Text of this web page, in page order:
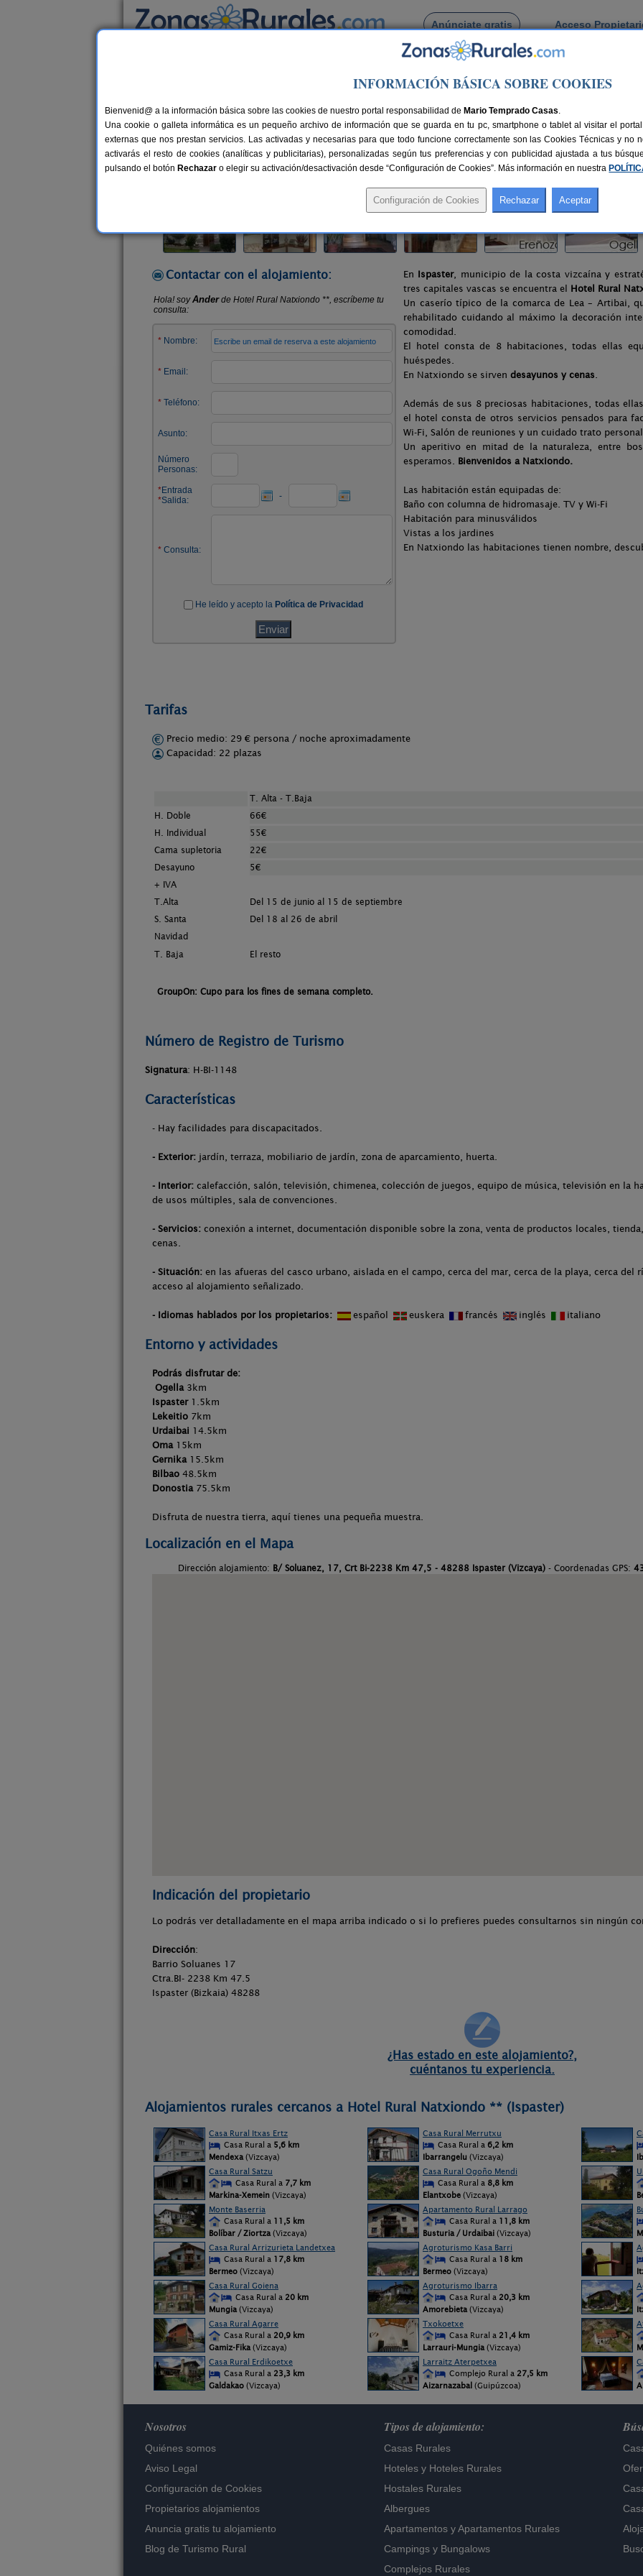
Anúnciate gratis Acceso
Busca por pueblo
> Hotel Rural Natxiondo **
Hotel Rural Natxiondo **
Hotel Rural en Ispaster (Vizcaya)
Alquiler completo y por habitaciones 22 plazas 45 km de Bilbao Compartir:
Contactar con el alojamiento: En Ispaster, municipio de la costa vizcaína y
tres capitales vascas se encuentra el Hotel Rural
Un caserío típico de la comarca de Lea – Artibai,
rehabilitado cuidando al máximo la decoración
comodidad.
El hotel consta de 8 habitaciones, todas ellas
huéspedes.
En Natxiondo se sirven desayunos y cenas.
Además de sus 8 preciosas habitaciones, todas
el hotel consta de otros servicios pensados para
Wi-Fi, Salón de reuniones y un cuidado trato
Un aperitivo en mitad de la naturaleza, entre
esperamos. Bienvenidos a Natxiondo.
Las habitación están equipadas de:
Baño con columna de hidromasaje. TV y Wi-Fi
Habitación para minusválidos
Vistas a los jardines
En Natxiondo las habitaciones tienen nombre,
Tarifas
Precio medio: 29 € persona / noche aproximadamente
Capacidad: 22 plazas
T. Alta - T.Baja
H. Doble
66€
H. Individual
55€
Cama supletoria
22€
Desayuno
5€
+ IVA
T.Alta
Del 15 de junio al 15 de septiembre
S. Santa
Del 18 al 26 de abril
Navidad
T. Baja
El resto
GroupOn: Cupo para los fines de semana completo.
Número de Registro de Turismo
Signatura: H-BI-1148
Características
- Hay facilidades para discapacitados.
- Exterior: jardín, terraza, mobiliario de jardín, zona de aparcamiento, huerta.
- Interior: calefacción, salón, televisión, chimenea, colección de juegos, equipo de música, televisión en la
de usos múltiples, sala de convenciones.
- Servicios: conexión a internet, documentación disponible sobre la zona, venta de productos locales,
cenas.
- Situación: en las afueras del casco urbano, aislada en el campo, cerca del mar, cerca de la playa, cerca del
acceso al alojamiento señalizado.
- Idiomas hablados por los propietarios: español euskera francés inglés italiano
Entorno y actividades
Podrás disfrutar de:
Ogella3km
Ispaster1.5km
Lekeitio 7km
Urdaibai 14.5km
Oma15km
Gernika15.5km
Bilbao 48.5km
Donostia75.5km
Disfruta de nuestra tierra, aquí tienes una pequeña muestra.
Localización en el Mapa
Dirección alojamiento: B/ Soluanez, 17, Crt Bi-2238 Km 47,5 - 48288 Ispaster (Vizcaya) - Coordenadas GPS:
Indicación del propietario
Lo podrás ver detalladamente en el mapa arriba indicado o si lo prefieres puedes consultarnos sin ningún
Dirección:
Barrio Soluanes 17
Ctra.BI- 2238 Km 47.5
Ispaster (Bizkaia) 48288
¿Has estado en este alojamiento?,
cuéntanos tu experiencia.
Alojamientos rurales cercanos a Hotel Rural Natxiondo ** (Ispaster)
Casa Rural Itxas Ertz
Casa Rural a 5,6 km
Mendexa (Vizcaya)
Casa Rural Merrutxu
Casa Rural a 6,2 km
Ibarrangelu (Vizcaya)
Casa Rural Satzu
Casa Rural a 7,7 km
Markina-Xemein (Vizcaya)
Casa Rural Ogoño Mendi
Casa Rural a 8,8 km
Elantxobe (Vizcaya)
Monte Baserria
Casa Rural a 11,5 km
Bolíbar / Ziortza (Vizcaya)
Apartamento Rural Larrago
Casa Rural a 11,8 km
Busturia / Urdaibai (Vizcaya)
Casa Rural Arrizurieta Landetxea
Casa Rural a 17,8 km
Bermeo (Vizcaya)
Agroturismo Kasa Barri
Casa Rural a 18 km
Bermeo (Vizcaya)
Casa Rural Goiena
Casa Rural a 20 km
Mungia (Vizcaya)
Agroturismo Ibarra
Casa Rural a 20,3 km
Amorebieta (Vizcaya)
Casa Rural Agarre
Casa Rural a 20,9 km
Gamiz-Fika (Vizcaya)
Txokoetxe
Casa Rural a 21,4 km
Larrauri-Mungia (Vizcaya)
Casa Rural Erdikoetxe
Casa Rural a 23,3 km
Galdakao (Vizcaya)
Larraitz Aterpetxea
Complejo Rural a 27,5 km
Aizarnazabal (Guipúzcoa)
Nosotros
Quiénes somos
Aviso Legal
Configuración de Cookies
Propietarios alojamientos
Anuncia gratis tu alojamiento
Blog de Turismo Rural
Tipos de alojamiento:
Casas Rurales
Hoteles y Hoteles Rurales
Hostales Rurales
Albergues
Apartamentos yApartamentos Rurales
Campings y Bungalows
Complejos Rurales
INFORMACIÓN BÁSICA SOBRE COOKIES
Bienvenid@ a la información básica sobre las cookies de nuestro portal responsabilidad de Mario Temprado Casas.
Una cookie o galleta informática es un pequeño archivo de información que se guarda en tu pc, smartphone o tablet al visitar el
externas que nos prestan servicios. Las activadas y necesarias para que todo funcione correctamente son las Cookies Técnicas y no
activarás el resto de cookies (analíticas y publicitarias), personalizadas según tus preferencias y con publicidad ajustada a tus
pulsando el botón Rechazar o elegir su activación/desactivación desde “Configuración de Cookies”. Más información en nuestra